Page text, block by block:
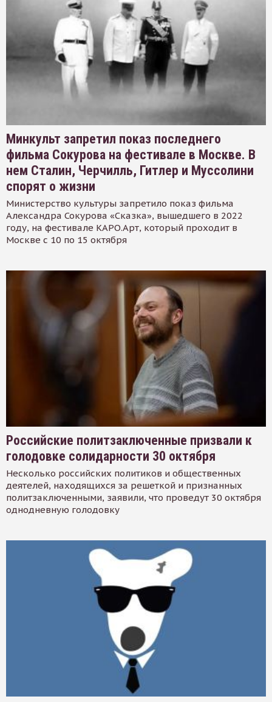
Минкульт запретил показ последнего
фильма Сокурова на фестивале в Москве. В
нем Сталин, Черчилль, Гитлер и Муссолини
спорят о жизни
Министерство культуры запретило показ фильма
Александра Сокурова «Сказка», вышедшего в 2022
году, на фестивале КАРО.Арт, который проходит в
Москве с 10 по 15 октября
Российские политзаключенные призвали к
голодовке солидарности 30 октября
Несколько российских политиков и общественных
деятелей, находящихся за решеткой и признанных
политзаключенными, заявили, что проведут 30 октября
однодневную голодовку